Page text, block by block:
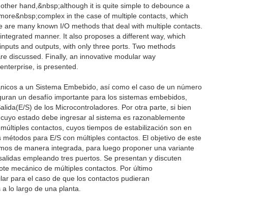
hand,&nbsp;although it is quite simple to debounce a
in the case of multiple contacts, which
many known I/O methods that deal with multiple contacts.
manner. It also proposes a different way, which
and outputs, with only three ports. Two methods
discussed. Finally, an innovative modular way
is presented.
a un Sistema Embebido, así como el caso de un número
un desafío importante para los sistemas embebidos,
S) de los Microcontroladores. Por otra parte, si bien
estado debe ingresar al sistema es razonablemente
contactos, cuyos tiempos de estabilización son en
para E/S con múltiples contactos. El objetivo de este
de manera integrada, para luego proponer una variante
empleando tres puertos. Se presentan y discuten
mecánico de múltiples contactos. Por último
para el caso de que los contactos pudieran
lo largo de una planta.